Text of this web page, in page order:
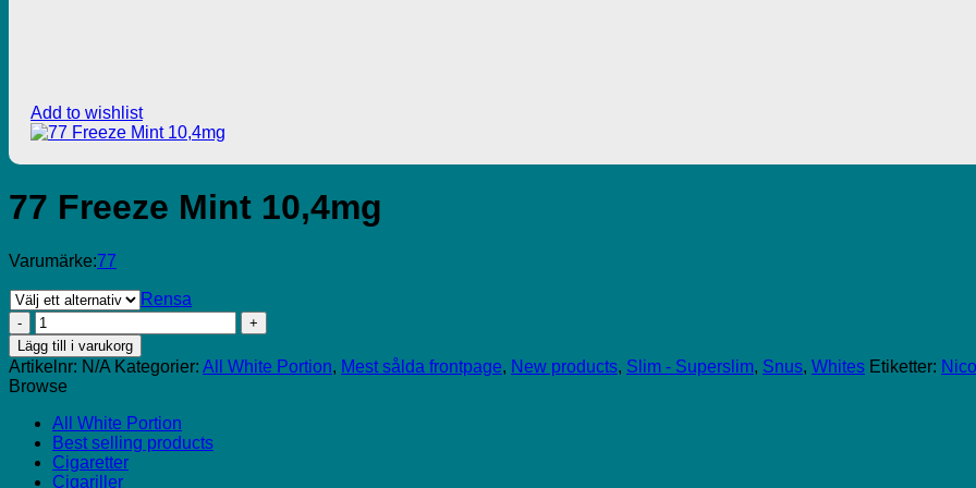
Add to wishlist
77 Freeze Mint 10,4mg
Varumärke:77
Rensa
77
Freeze
Mint
10,4mg
mängd
Lägg till i varukorg
Artikelnr: N/A Kategorier: All White Portion, Mest sålda frontpage, New products, Slim - Superslim, Snus, Whites Etiketter:
Browse
All White Portion
Best selling products
Cigaretter
Cigariller